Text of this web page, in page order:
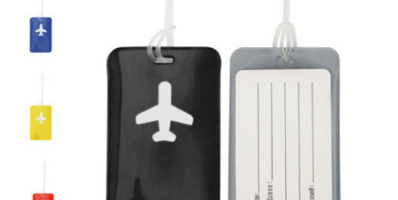
Sac papier
Accessoires
Contact